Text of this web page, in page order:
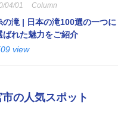
04/01 Column
の滝 | 日本の滝100選の一つに
ばれた魅力をご紹介
view
の人気スポット